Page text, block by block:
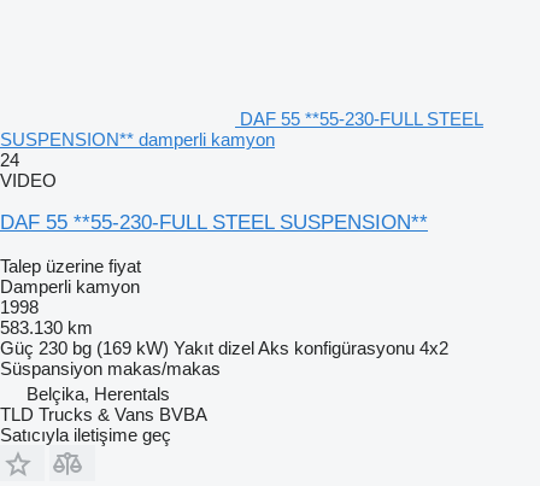
DAF 55 **55-230-FULL STEEL
SUSPENSION** damperli kamyon
24
VIDEO
DAF 55 **55-230-FULL STEEL SUSPENSION**
Talep üzerine fiyat
Damperli kamyon
1998
583.130 km
Güç 230 bg (169 kW) Yakıt dizelAks konfigürasyonu 4x2
Süspansiyon makas/makas
Belçika, Herentals
TLD Trucks & Vans BVBA
Satıcıyla iletişime geç